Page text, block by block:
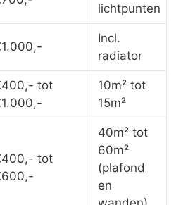
lichtpunten
Incl.
radiator
tot
10m² tot
15m²
tot
40m² tot
60m²
(plafond
en